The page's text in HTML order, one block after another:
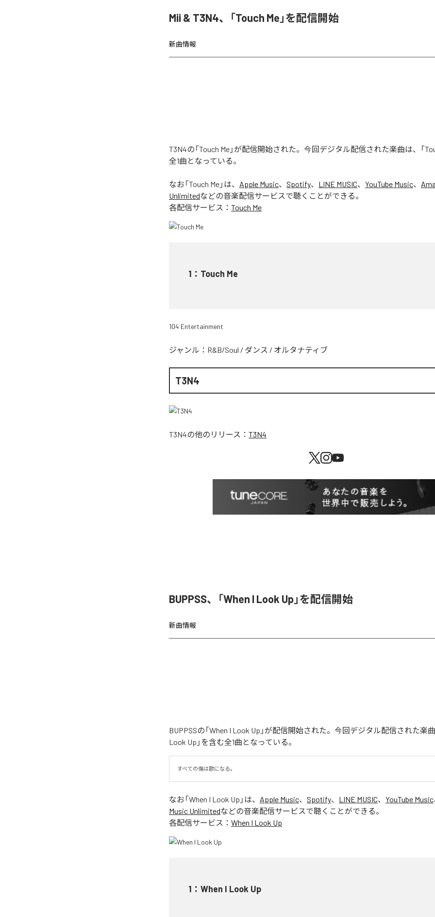
Mii & T3N4、「Touch Me」を配信開始
新曲情報
T3N4の「Touch Me」が配信開始された。今回デジタル配信された楽曲は、「
全1曲となっている。
なお「Touch Me 」は、 Apple Music、 Spotify、 LINE MUSIC、 YouTube Music、
Unlimitedなどの音楽配信サービスで聴くことができる。
各配信サービス： Touch Me
1 ： Touch Me
104 Entertainment
ジャンル： R&B/Soul / ダンス / オルタナティブ
T3N4
T3N4の他のリリース： T3N4
BUPPSS、「When I Look Up」を配信開始
新曲情報
BUPPSSの「When I Look Up」が配信開始された。今回デジタル配信された楽曲
Look Up」を含む全1曲となっている。
すべての傷は歌になる。
なお「When I Look Up 」は、 Apple Music、 Spotify、 LINE MUSIC、 YouTube Music
Music Unlimitedなどの音楽配信サービスで聴くことができる。
各配信サービス： When I Look Up
1 ： When I Look Up